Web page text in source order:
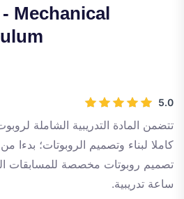
Mechanical
5.0
كاملا لبناء وتصميم الروبوتات؛ بدءا
ساعة تدريبية.